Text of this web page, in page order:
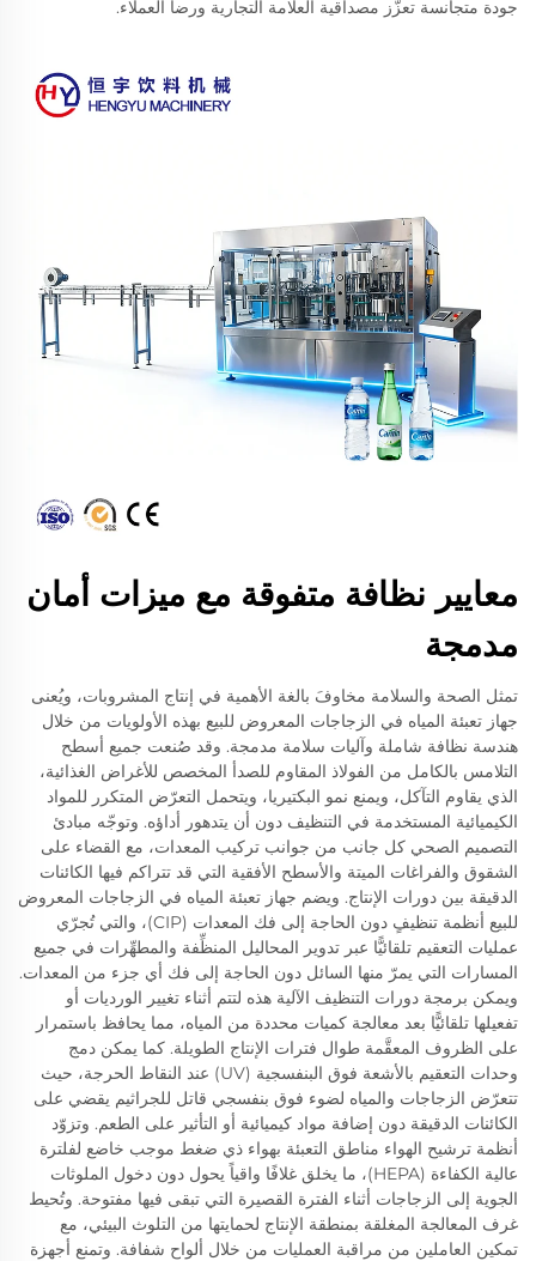
جودة متجانسة تعزّز مصداقية العلامة التجارية ورضا العملاء.
معايير نظافة متفوقة مع ميزات أمان
مدمجة
تمثل الصحة والسلامة مخاوفَ بالغة الأهمية في إنتاج المشروبات، ويُعنى
جهاز تعبئة المياه في الزجاجات المعروض للبيع بهذه الأولويات من خلال
هندسة نظافة شاملة وآليات سلامة مدمجة. وقد صُنعت جميع أسطح
التلامس بالكامل من الفولاذ المقاوم للصدأ المخصص للأغراض الغذائية،
الذي يقاوم التآكل، ويمنع نمو البكتيريا، ويتحمل التعرّض المتكرر للمواد
الكيميائية المستخدمة في التنظيف دون أن يتدهور أداؤه. وتوجّه مبادئ
التصميم الصحي كل جانب من جوانب تركيب المعدات، مع القضاء على
الشقوق والفراغات الميتة والأسطح الأفقية التي قد تتراكم فيها الكائنات
الدقيقة بين دورات الإنتاج. ويضم جهاز تعبئة المياه في الزجاجات المعروض
للبيع أنظمة تنظيفٍ دون الحاجة إلى فك المعدات (CIP)، والتي تُجرّي
عمليات التعقيم تلقائيًّا عبر تدوير المحاليل المنظِّفة والمطهِّرات في جميع
المسارات التي يمرّ منها السائل دون الحاجة إلى فك أي جزء من المعدات.
ويمكن برمجة دورات التنظيف الآلية هذه لتتم أثناء تغيير الورديات أو
تفعيلها تلقائيًّا بعد معالجة كميات محددة من المياه، مما يحافظ باستمرار
على الظروف المعقَّمة طوال فترات الإنتاج الطويلة. كما يمكن دمج
وحدات التعقيم بالأشعة فوق البنفسجية (UV) عند النقاط الحرجة، حيث
تتعرّض الزجاجات والمياه لضوء فوق بنفسجي قاتل للجراثيم يقضي على
الكائنات الدقيقة دون إضافة مواد كيميائية أو التأثير على الطعم. وتزوّد
أنظمة ترشيح الهواء مناطق التعبئة بهواء ذي ضغط موجب خاضع لفلترة
عالية الكفاءة (HEPA)، ما يخلق غلافًا واقياً يحول دون دخول الملوثات
الجوية إلى الزجاجات أثناء الفترة القصيرة التي تبقى فيها مفتوحة. وتُحيط
غرف المعالجة المغلقة بمنطقة الإنتاج لحمايتها من التلوث البيئي، مع
تمكين العاملين من مراقبة العمليات من خلال ألواح شفافة. وتمنع أجهزة